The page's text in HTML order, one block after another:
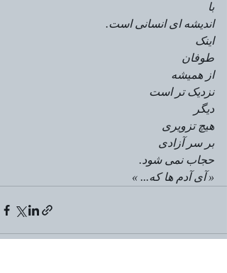
با
اندیشه ای انسانی است.
اینک
طوفان
از همیشه
نزدیک تر است
دیگر
هیچ تزویری
بر سر آزادی
حجاب نمی شود.
« آی آدم ها که... »